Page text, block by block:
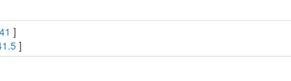
]
]